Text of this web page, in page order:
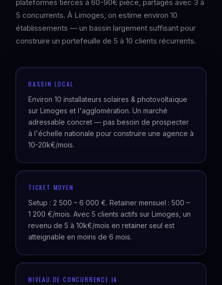
plateformes tierces à 60-90€ pièce, partagés avec 3 à
5 concurrents. À Limoges, on estime environ 10
établissements — un bassin largement suffisant pour
construire un portefeuille de 5 à 10 clients récurrents.
BASSIN LOCAL
Environ 10 installateurs solaires & photovoltaïque
sur Limoges et l'agglomération. Un marché
adressable concret — pas besoin de prospecter
à l'échelle nationale pour construire une agence à
10-20k€/mois.
TICKET MOYEN
Setup : 2 500 – 6 000 €. Retainer mensuel : 500 –
1 200 €/mois. Avec 5 clients actifs sur Limoges, un
revenu de 5 à 10k€/mois en retainer seul est
atteignable en moins de 6 mois.
NIVEAU DE CONCURRENCE IA